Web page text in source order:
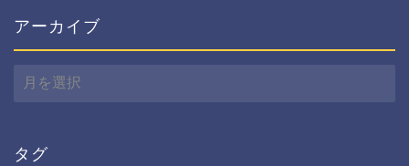
ー
アーカイブ
ー
ブ
タグ